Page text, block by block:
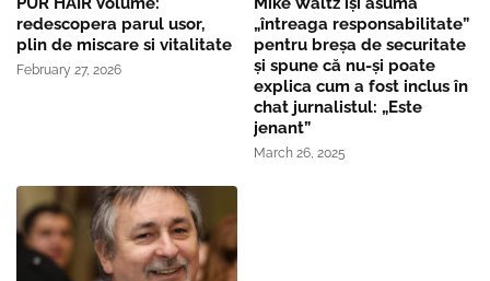
redescopera parul usor,
plin de miscare si vitalitate
February 27, 2026
„întreaga responsabilitate”
pentru breşa de securitate
și spune că nu-și poate
explica cum a fost inclus în
chat jurnalistul: „Este
jenant”
March 26, 2025